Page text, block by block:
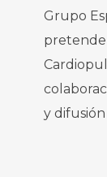
Grupo
pretende
y